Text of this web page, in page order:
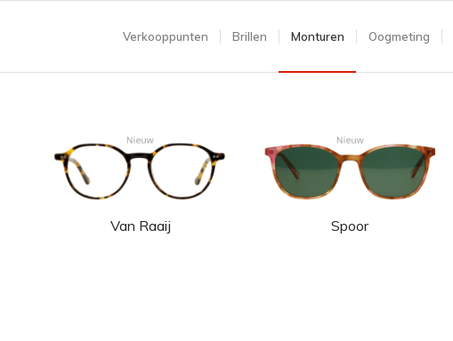
Verkooppunten Brillen Monturen Oogmeting
Van Raaij Spoor